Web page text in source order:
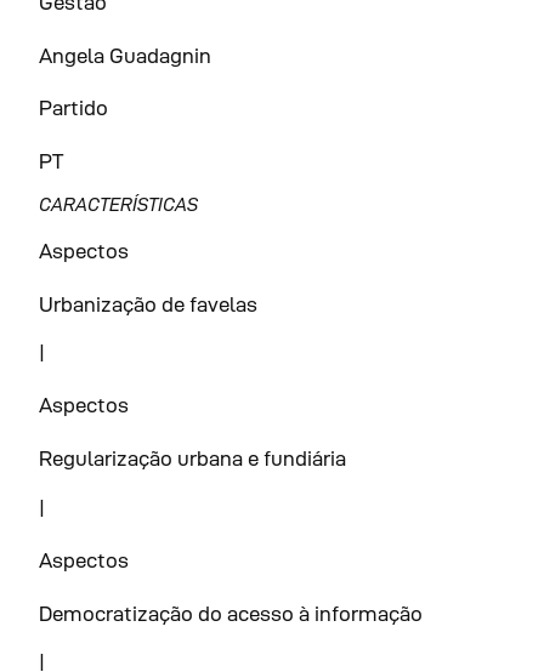
Angela Guadagnin
Partido
PT
CARACTERÍSTICAS
Aspectos
Urbanização de favelas
Aspectos
Regularização urbana e fundiária
Aspectos
Democratização do acesso à informação